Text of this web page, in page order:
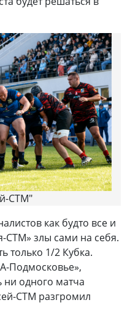
СТМ"
как будто все и
СТМ» злы сами на себя.
только 1/2 Кубка.
Подмосковье»,
ни одного матча
СТМ разгромил